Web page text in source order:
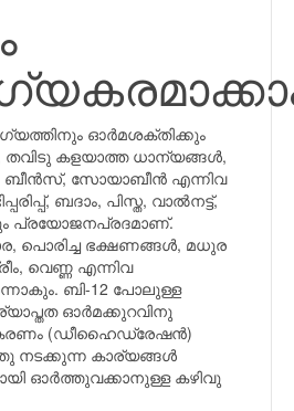
ഓർമശക്തിക്കും
തവിടു കളയാത്ത ധാന്യങ്ങള്‍,
ബീന്‍സ്, സോയാബീന്‍ എന്നിവ
ബദാം, പിസ്ത, വാല്‍നട്ട്,
പ്രയോജനപ്രദമാണ്.
പൊരിച്ച ഭക്ഷണങ്ങള്‍, മധുര
വെണ്ണ എന്നിവ
ബി-12 പോലുള്ള
ഓർമക്കുറവിനു
(ഡീഹൈഡ്രേഷൻ)
നടക്കുന്ന കാര്യങ്ങൾ
ഓർത്തുവക്കാനുള്ള കഴിവു